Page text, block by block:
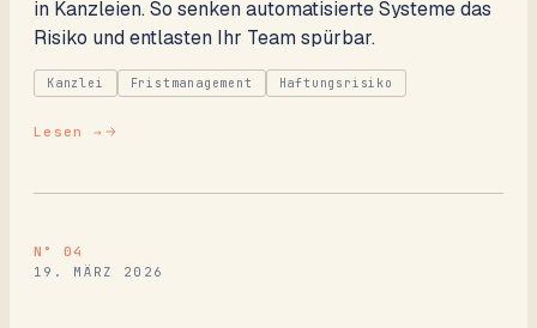
in Kanzleien. So senken automatisierte Systeme das
Risiko und entlasten Ihr Team spürbar.
Kanzlei Fristmanagement Haftungsrisiko
Lesen →
N° 04
19. MÄRZ 2026